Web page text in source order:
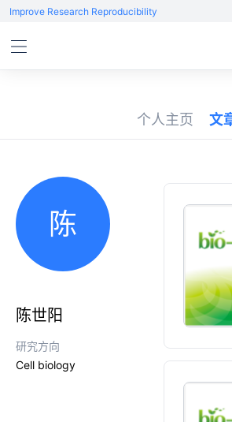
Improve Research Reproducibility
个人主页 文
陈
陈世阳
研究方向
Cell biology